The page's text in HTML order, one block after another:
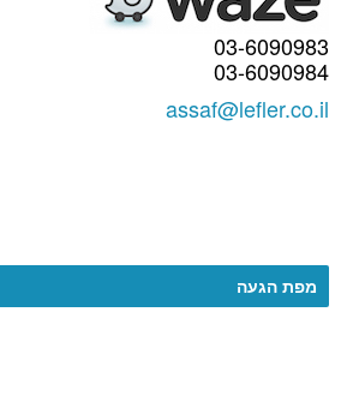
03-6090983
03-6090984
assaf@lefler.co.il
מפת הגעה